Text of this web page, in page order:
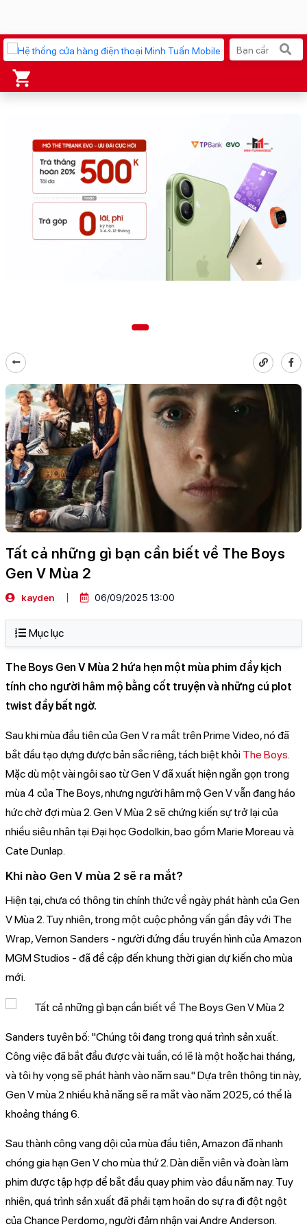
AirTag 2 Mới Galaxy Z8 Series
AirPods 4 OPPO Reno16
Apple Watch S11 Ốp lưng Pitaka
Ốp lưng Apple
Cốc sạc Apple
Tất cả những gì bạn cần biết về The Boys
Gen V Mùa 2
kayden 06/09/2025 13:00
Mục lục
The Boys Gen V Mùa 2 hứa hẹn một mùa phim đầy kịch
tính cho người hâm mộ bằng cốt truyện và những cú plot
twist đầy bất ngờ.
Sau khi mùa đầu tiên của Gen V ra mắt trên Prime Video, nó đã
bắt đầu tạo dựng được bản sắc riêng, tách biệt khỏi The Boys.
Mặc dù một vài ngôi sao từ Gen V đã xuất hiện ngắn gọn trong
mùa 4 của The Boys, nhưng người hâm mộ Gen V vẫn đang háo
hức chờ đợi mùa 2. Gen V Mùa 2 sẽ chứng kiến sự trở lại của
nhiều siêu nhân tại Đại học Godolkin, bao gồm Marie Moreau và
Cate Dunlap.
Khi nào Gen V mùa 2 sẽ ra mắt?
Hiện tại, chưa có thông tin chính thức về ngày phát hành của Gen
V Mùa 2. Tuy nhiên, trong một cuộc phỏng vấn gần đây với The
Wrap, Vernon Sanders - người đứng đầu truyền hình của Amazon
MGM Studios - đã đề cập đến khung thời gian dự kiến cho mùa
mới.
Sanders tuyên bố: "Chúng tôi đang trong quá trình sản xuất.
Công việc đã bắt đầu được vài tuần, có lẽ là một hoặc hai tháng,
và tôi hy vọng sẽ phát hành vào năm sau." Dựa trên thông tin này,
Gen V mùa 2 nhiều khả năng sẽ ra mắt vào năm 2025, có thể là
khoảng tháng 6.
Sau thành công vang dội của mùa đầu tiên, Amazon đã nhanh
chóng gia hạn Gen V cho mùa thứ 2. Dàn diễn viên và đoàn làm
phim được tập hợp để bắt đầu quay phim vào đầu năm nay. Tuy
nhiên, quá trình sản xuất đã phải tạm hoãn do sự ra đi đột ngột
của Chance Perdomo, người đảm nhận vai Andre Anderson.